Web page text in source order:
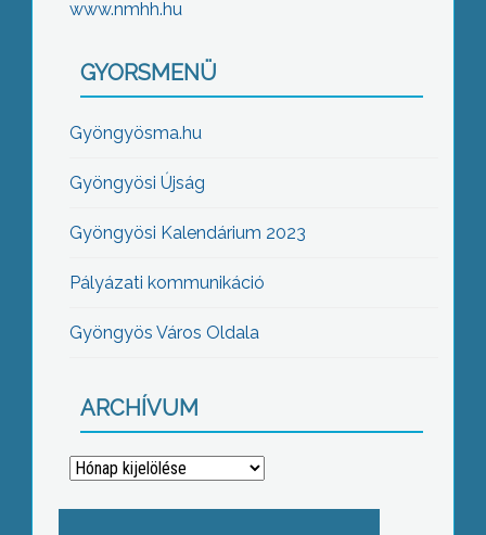
www.nmhh.hu
GYORSMENÜ
Gyöngyösma.hu
Gyöngyösi Újság
Gyöngyösi Kalendárium 2023
Pályázati kommunikáció
Gyöngyös Város Oldala
ARCHÍVUM
Archívum